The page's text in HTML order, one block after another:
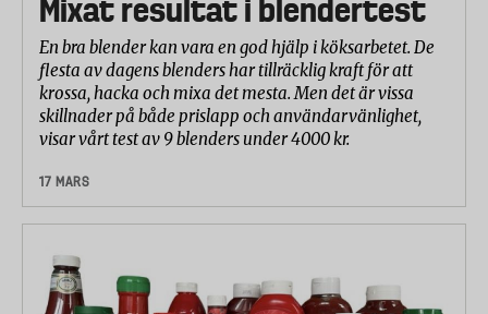
Mixat resultat i blendertest
En bra blender kan vara en god hjälp i köksarbetet. De
flesta av dagens blenders har tillräcklig kraft för att
krossa, hacka och mixa det mesta. Men det är vissa
skillnader på både prislapp och användarvänlighet,
visar vårt test av 9 blenders under 4000 kr.
17 MARS